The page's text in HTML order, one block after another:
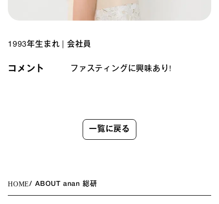
1993年生まれ 会社員
コメント ファスティングに興味あり!
一覧に戻る
HOME ABOUT anan 総研